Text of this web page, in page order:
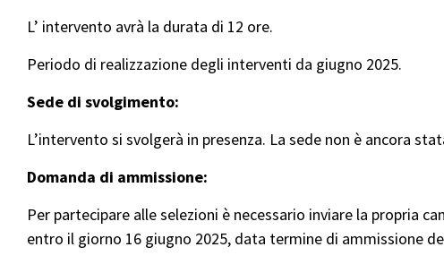
L’ intervento avrà la durata di 12 ore.
Periodo di realizzazione degli interventi da giugno 2025.
Sede di svolgimento:
L’intervento si svolgerà in presenza. La sede non è ancora
Domanda di ammissione:
Per partecipare alle selezioni è necessario inviare la propria
entro il giorno 16 giugno 2025, data termine di ammissione